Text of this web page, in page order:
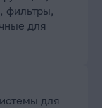
фильтры,
для
для